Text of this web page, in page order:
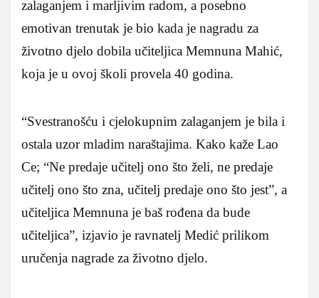
zalaganjem i marljivim radom, a posebno
emotivan trenutak je bio kada je nagradu za
životno djelo dobila učiteljica Memnuna Mahić,
koja je u ovoj školi provela 40 godina.
“Svestranošću i cjelokupnim zalaganjem je bila i
ostala uzor mladim naraštajima. Kako kaže Lao
Ce; “Ne predaje učitelj ono što želi, ne predaje
učitelj ono što zna, učitelj predaje ono što jest”, a
učiteljica Memnuna je baš rođena da bude
učiteljica”, izjavio je ravnatelj Medić prilikom
uručenja nagrade za životno djelo.